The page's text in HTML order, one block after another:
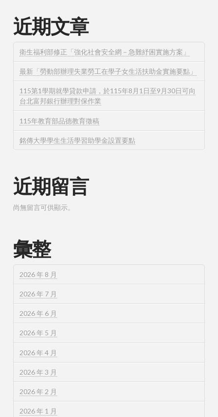
近期文章
衛生福利部修正「強化社會安全網－急難紓困實施方案」
最新「勞動部辦理失業勞工在學子女生活扶助金實施要點」
115第1學期就學貸款申請，於115年8月1日至9月30日可向
台北富邦銀行辦理對保作業
115年教育部品德教育徵稿
銘傳大學學生生活學習助學金設置要點
近期留言
尚無留言可供顯示。
彙整
2026 年 8 月
2026 年 7 月
2026 年 6 月
2026 年 5 月
2026 年 4 月
2026 年 3 月
2026 年 2 月
2026 年 1 月